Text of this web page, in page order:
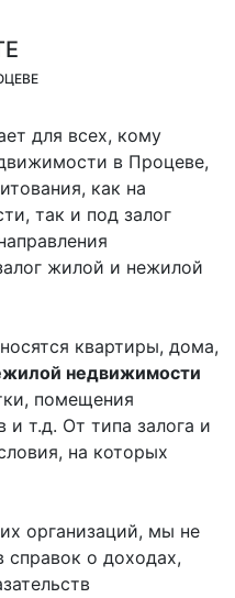
для всех, кому
в Процеве,
как на
так и под залог
жилой и нежилой
квартиры, дома,
недвижимости
помещения
и т.д. От типа залога и
на которых
организаций, мы не
справок о доходах,